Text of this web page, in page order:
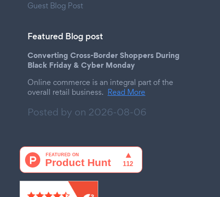
Guest Blog Post
Featured Blog post
Converting Cross-Border Shoppers During
Black Friday & Cyber Monday
Online commerce is an integral part of the
overall retail business. Read More
Posted by on 2026-08-06